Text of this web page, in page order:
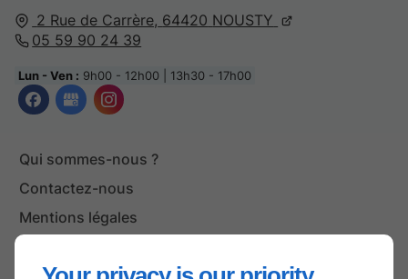
2 Rue de Carrère, 64420 NOUSTY
05 59 90 24 39
Lun - Ven : 9h00 - 12h00 | 13h30 - 17h00
Qui sommes-nous ?
Contactez-nous
Mentions légales